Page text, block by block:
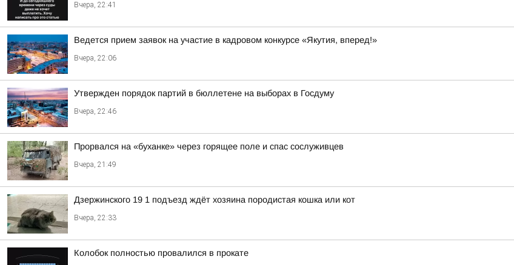
Вчера, 22:41
Ведется прием заявок на участие в кадровом конкурсе «Якутия, вперед!»
Вчера, 22:06
Утвержден порядок партий в бюллетене на выборах в Госдуму
Вчера, 22:46
Прорвался на «буханке» через горящее поле и спас сослуживцев
Вчера, 21:49
Дзержинского 19 1 подъезд ждёт хозяина породистая кошка или кот
Вчера, 22:33
Колобок полностью провалился в прокате